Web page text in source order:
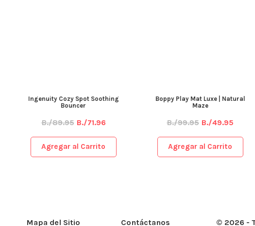
Ingenuity Cozy Spot Soothing
Bouncer
B./89.95 B./71.96
Agregar al Carrito
Boppy Play Mat Luxe | Natural
Maze
B./99.95 B./49.95
Agregar al Carrito
Mapa del Sitio Contáctanos © 2026 -